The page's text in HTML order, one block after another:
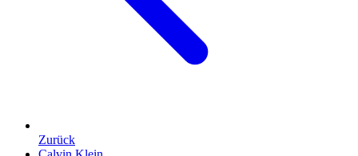
Zurück